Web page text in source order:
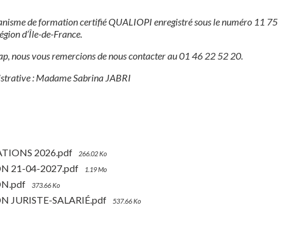
de formation certifié QUALIOPI enregistré sous le numéro 11 75
d’Île-de-France.
nous vous remercions de nous contacter au 01 46 22 52 20.
: Madame Sabrina JABRI
2026.pdf
266.02 Ko
21-04-2027.pdf 1.19 Mo
373.66 Ko
JURISTE-SALARIÉ.pdf 537.66 Ko